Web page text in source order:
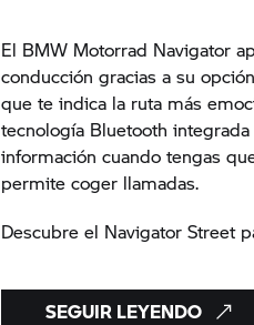
El BMW Motorrad Navigator
conducción gracias a su
que te indica la ruta más
tecnología Bluetooth
información cuando tengas
permite coger llamadas.
Descubre el Navigator Street
SEGUIR LEYENDO